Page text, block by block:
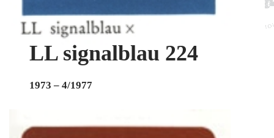
LL signalblau 224
1973 – 4/1977